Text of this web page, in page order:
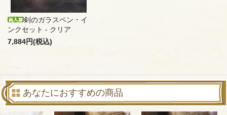
剣のガラスペン・イ
ンクセット - クリア
7,884円(税込)
あなたにおすすめの商品